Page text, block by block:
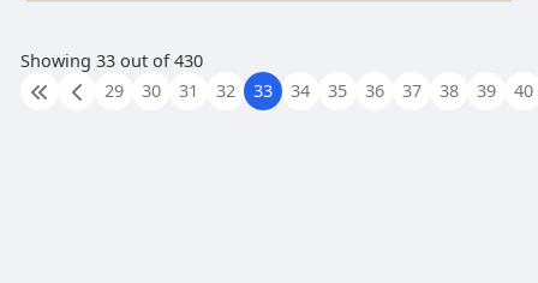
Showing 33 out of 430
29
30 31 32 33 34 35 36 37 38 39 40